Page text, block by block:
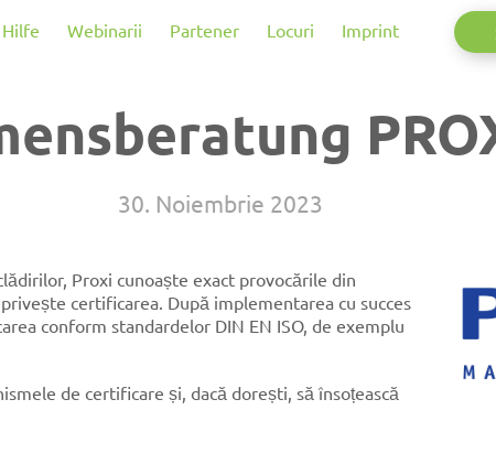
Hilfe Webinarii Partener Locuri Imprint
30. Noiembrie 2023
Proxi cunoaște exact provocările din
certificarea. După implementarea cu succes
conform standardelor DIN EN ISO, de exemplu
de certificare și, dacă dorești, să însoțească